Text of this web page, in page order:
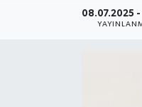
08.07.2025 -
Resmi İlanlar
Son Dakika